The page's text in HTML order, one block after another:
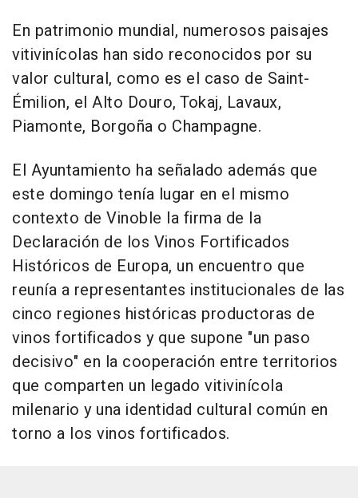
En patrimonio mundial, numerosos paisajes
vitivinícolas han sido reconocidos por su
valor cultural, como es el caso de Saint-
Émilion, el Alto Douro, Tokaj, Lavaux,
Piamonte, Borgoña o Champagne.
El Ayuntamiento ha señalado además que
este domingo tenía lugar en el mismo
contexto de Vinoble la firma de la
Declaración de los Vinos Fortificados
Históricos de Europa, un encuentro que
reunía a representantes institucionales de las
cinco regiones históricas productoras de
vinos fortificados y que supone "un paso
decisivo" en la cooperación entre territorios
que comparten un legado vitivinícola
milenario y una identidad cultural común en
torno a los vinos fortificados.